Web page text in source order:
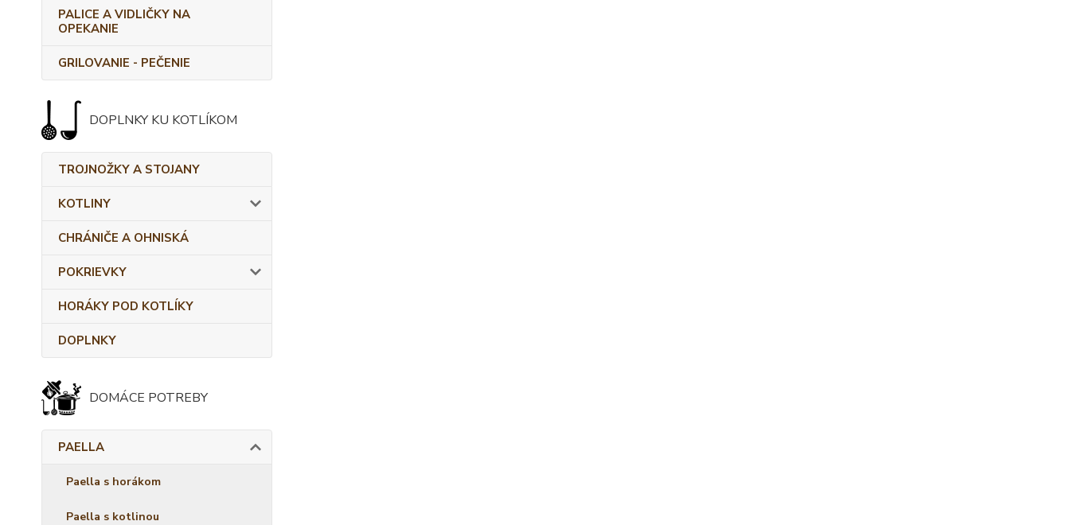
PALICE A VIDLIČKY NA
OPEKANIE
GRILOVANIE - PEČENIE
DOPLNKY KU KOTLÍKOM
TROJNOŽKY A STOJANY
KOTLINY
CHRÁNIČE A OHNISKÁ
POKRIEVKY
HORÁKY POD KOTLÍKY
DOPLNKY
DOMÁCE POTREBY
PAELLA
Paella s horákom
Paella s kotlinou